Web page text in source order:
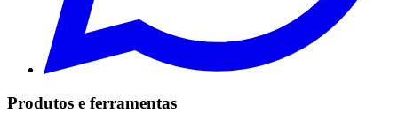
Produtos e ferramentas